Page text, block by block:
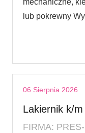
mechaniczne,
lub pokrewny
06 Sierpnia 2026
Lakiernik k/m
FIRMA: